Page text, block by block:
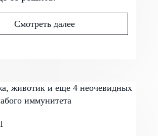
Смотреть далее